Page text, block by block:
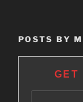
POSTS BY
GET